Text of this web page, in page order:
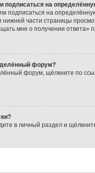
подписаться на
подписаться на
нижней части страницы
мне о получении
форум?
форум, щёлкните по
в личный раздел и